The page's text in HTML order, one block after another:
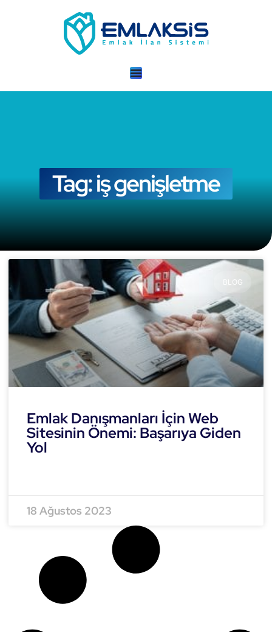
Tag: iş genişletme
BLOG
Emlak Danışmanları İçin Web
Sitesinin Önemi: Başarıya Giden
Yol
18 Ağustos 2023